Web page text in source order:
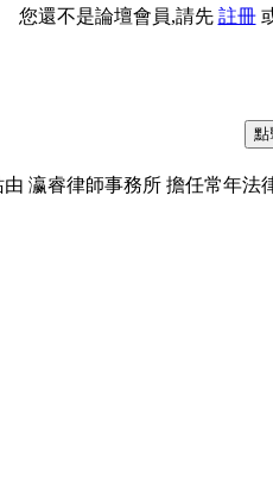
您還不是論壇會員,請先 註冊
由 瀛睿律師事務所 擔任常年法